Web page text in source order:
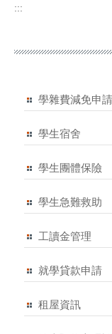
:::
學雜費減免申請
學生宿舍
學生團體保險
學生急難救助
工讀金管理
就學貸款申請
租屋資訊